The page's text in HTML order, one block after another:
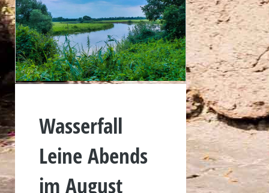
Wasserfall
Leine Abends
im August